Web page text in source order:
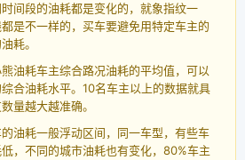
间段的油耗都是变化的，就象指纹一
是不一样的，买车要避免用特定车主的
耗。
油耗车主综合路况油耗的平均值，可以
合油耗水平。10名车主以上的数据就具
量越大越准确。
油耗一般浮动区间，同一车型，有些车
，不同的城市油耗也有变化，80%车主